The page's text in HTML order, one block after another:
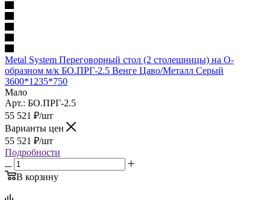
Metal System Переговорный стол (2 столешницы) на О-
образном м/к БО.ПРГ-2.5 Венге Цаво/Металл Серый
3600*1235*750
Мало
Арт.: БО.ПРГ-2.5
55 521 ₽/шт
Варианты цен
55 521 ₽/шт
Подробности
В корзину